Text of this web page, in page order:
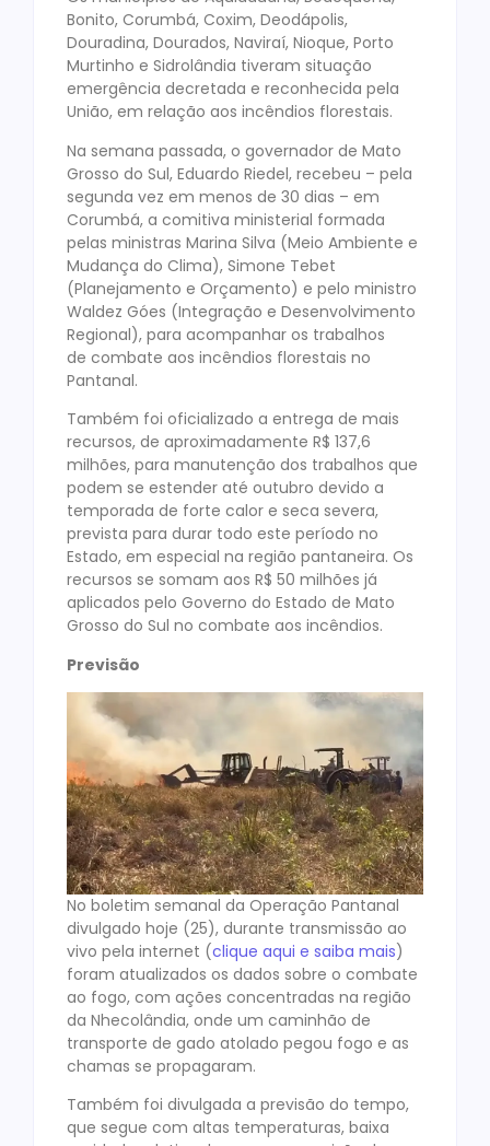
Bonito, Corumbá, Coxim, Deodápolis,
Douradina, Dourados, Naviraí, Nioque, Porto
Murtinho e Sidrolândia tiveram situação
emergência decretada e reconhecida pela
União, em relação aos incêndios florestais.
Na semana passada, o governador de Mato
Grosso do Sul, Eduardo Riedel, recebeu – pela
segunda vez em menos de 30 dias – em
Corumbá, a comitiva ministerial formada
pelas ministras Marina Silva (Meio Ambiente e
Mudança do Clima), Simone Tebet
(Planejamento e Orçamento) e pelo ministro
Waldez Góes (Integração e Desenvolvimento
Regional), para acompanhar os trabalhos
de combate aos incêndios florestais no
Pantanal.
Também foi oficializado a entrega de mais
recursos, de aproximadamente R$ 137,6
milhões, para manutenção dos trabalhos que
podem se estender até outubro devido a
temporada de forte calor e seca severa,
prevista para durar todo este período no
Estado, em especial na região pantaneira. Os
recursos se somam aos R$ 50 milhões já
aplicados pelo Governo do Estado de Mato
Grosso do Sul no combate aos incêndios.
Previsão
No boletim semanal da Operação Pantanal
divulgado hoje (25), durante transmissão ao
vivo pela internet (clique aqui e saiba mais)
foram atualizados os dados sobre o combate
ao fogo, com ações concentradas na região
da Nhecolândia, onde um caminhão de
transporte de gado atolado pegou fogo e as
chamas se propagaram.
Também foi divulgada a previsão do tempo,
que segue com altas temperaturas, baixa